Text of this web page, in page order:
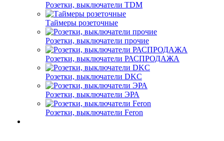
Розетки, выключатели TDM
Таймеры розеточные
Розетки, выключатели прочие
Розетки, выключатели РАСПРОДАЖА
Розетки, выключатели DKC
Розетки, выключатели ЭРА
Розетки, выключатели Feron